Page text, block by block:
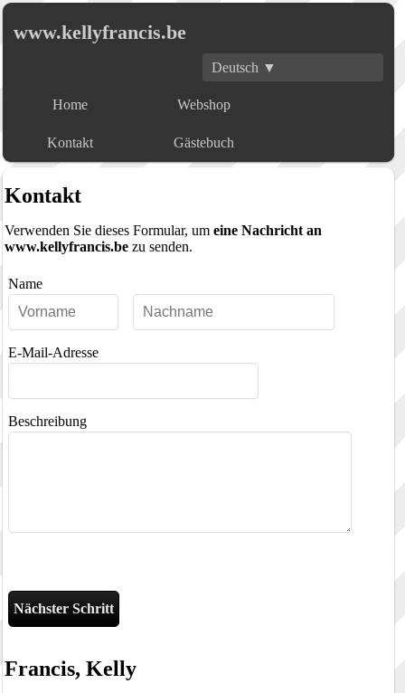
www.kellyfrancis.be
Deutsch ▼
Home Webshop
Kontakt Gästebuch
Kontakt
Verwenden Sie dieses Formular, um eine Nachricht an
www.kellyfrancis.be zu senden.
Name
E-Mail-Adresse
Beschreibung
Francis, Kelly